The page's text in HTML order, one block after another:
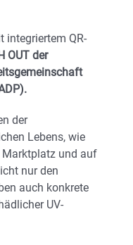
integriertem QR-
OUT der
der
Lebens, wie
Marktplatz und auf
nur den
auch konkrete
UV-